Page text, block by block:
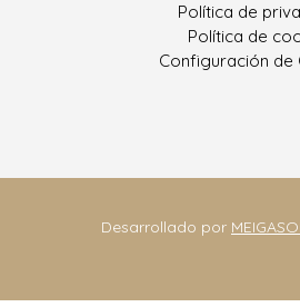
Teléfono: 986 330 928
Política de
Política de
Configuración de
Desarrollado por